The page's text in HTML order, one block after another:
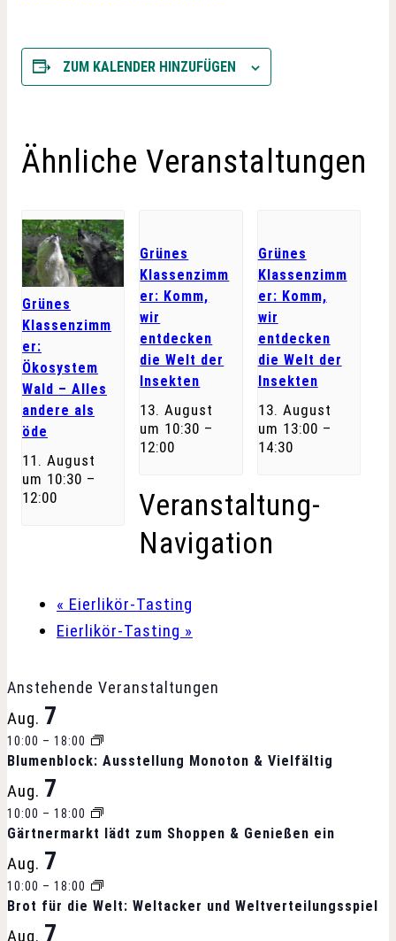
ZUM KALENDER HINZUFÜGEN
Ähnliche Veranstaltungen
Grünes
Klassenzimm
er:
Ökosystem
Wald – Alles
andere als
öde
11. August
um 10:30 –
12:00
Grünes
Klassenzimm
er: Komm,
wir
entdecken
die Welt der
Insekten
13. August
um 10:30 –
12:00
Grünes
Klassenzimm
er: Komm,
wir
entdecken
die Welt der
Insekten
13. August
um 13:00 –
14:30
Veranstaltung-
Navigation
« Eierlikör-Tasting
Eierlikör-Tasting »
Anstehende Veranstaltungen
Aug. 7
10:00 – 18:00
Blumenblock: Ausstellung Monoton & Vielfältig
Aug. 7
10:00 – 18:00
Gärtnermarkt lädt zum Shoppen & Genießen ein
Aug. 7
10:00 – 18:00
Brot für die Welt: Weltacker und Weltverteilungsspiel
Aug. 7